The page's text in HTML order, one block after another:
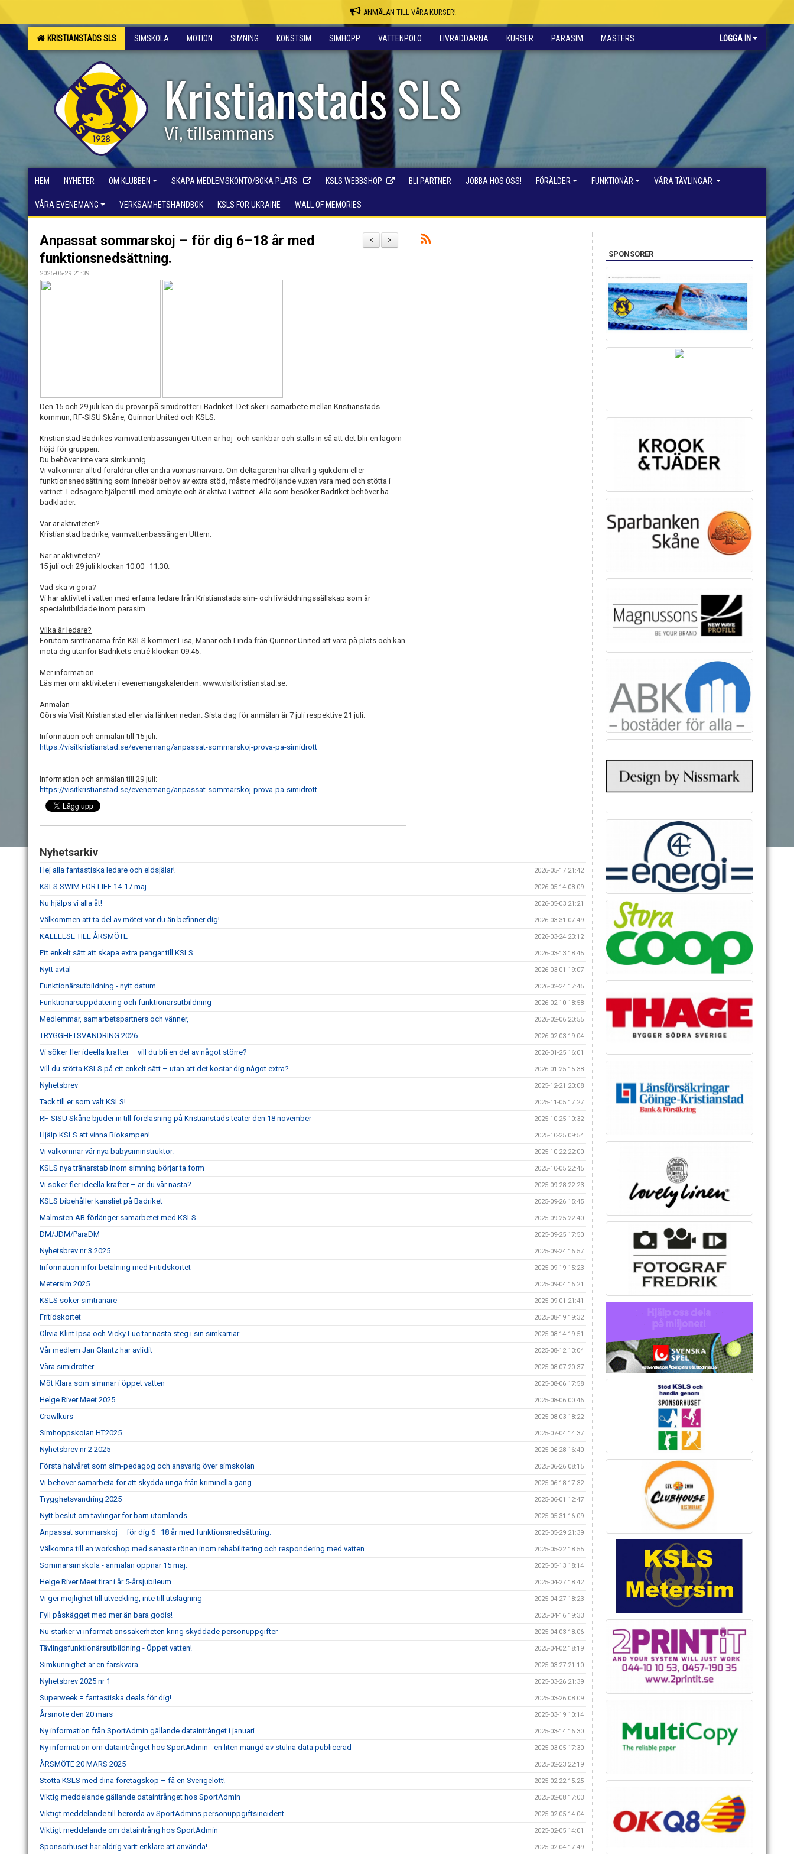
ANMÄLAN TILL VÅRA KURSER!
KRISTIANSTADS SLS SIMSKOLA MOTION SIMNING KONSTSIM SIMHOPP VATTENPOLO LIVRÄDDARNA KURSER PARASIM MASTERS LOGGA IN
Kristianstads SLS
Vi, tillsammans
HEM NYHETER OM KLUBBEN SKAPA MEDLEMSKONTO/BOKA PLATS KSLS WEBBSHOP BLI PARTNER JOBBA HOS OSS! FÖRÄLDER FUNKTIONÄR VÅRA TÄVLINGAR
VÅRA EVENEMANG VERKSAMHETSHANDBOK KSLS FOR UKRAINE WALL OF MEMORIES
>
<
Anpassat sommarskoj – för dig 6–18 år med
funktionsnedsättning.
2025-05-29 21:39
Den 15 och 29 juli kan du provar på simidrotter i Badriket. Det sker i samarbete mellan Kristianstads
kommun, RF-SISU Skåne, Quinnor United och KSLS.
Kristianstad Badrikes varmvattenbassängen Uttern är höj- och sänkbar och ställs in så att det blir en lagom
höjd för gruppen.
Du behöver inte vara simkunnig.
Vi välkomnar alltid föräldrar eller andra vuxnas närvaro. Om deltagaren har allvarlig sjukdom eller
funktionsnedsättning som innebär behov av extra stöd, måste medföljande vuxen vara med och stötta i
vattnet. Ledsagare hjälper till med ombyte och är aktiva i vattnet. Alla som besöker Badriket behöver ha
badkläder.
Var är aktiviteten?
Kristianstad badrike, varmvattenbassängen Uttern.
När är aktiviteten?
15 juli och 29 juli klockan 10.00–11.30.
Vad ska vi göra?
Vi har aktivitet i vatten med erfarna ledare från Kristianstads sim- och livräddningssällskap som är
specialutbildade inom parasim.
Vilka är ledare?
Förutom simtränarna från KSLS kommer Lisa, Manar och Linda från Quinnor United att vara på plats och kan
möta dig utanför Badrikets entré klockan 09.45.
Mer information
Läs mer om aktiviteten i evenemangskalendern: www.visitkristianstad.se.
Anmälan
Görs via Visit Kristianstad eller via länken nedan. Sista dag för anmälan är 7 juli respektive 21 juli.
Information och anmälan till 15 juli:
https://visitkristianstad.se/evenemang/anpassat-sommarskoj-prova-pa-simidrott
Information och anmälan till 29 juli:
https://visitkristianstad.se/evenemang/anpassat-sommarskoj-prova-pa-simidrott-
Nyhetsarkiv
Hej alla fantastiska ledare och eldsjälar! 2026-05-17 21:42
KSLS SWIM FOR LIFE 14-17 maj 2026-05-14 08:09
Nu hjälps vi alla åt! 2026-05-03 21:21
Välkommen att ta del av mötet var du än befinner dig! 2026-03-31 07:49
KALLELSE TILL ÅRSMÖTE 2026-03-24 23:12
Ett enkelt sätt att skapa extra pengar till KSLS. 2026-03-13 18:45
Nytt avtal 2026-03-01 19:07
Funktionärsutbildning - nytt datum 2026-02-24 17:45
Funktionärsuppdatering och funktionärsutbildning 2026-02-10 18:58
Medlemmar, samarbetspartners och vänner, 2026-02-06 20:55
TRYGGHETSVANDRING 2026 2026-02-03 19:04
Vi söker fler ideella krafter – vill du bli en del av något större? 2026-01-25 16:01
Vill du stötta KSLS på ett enkelt sätt – utan att det kostar dig något extra? 2026-01-25 15:38
Nyhetsbrev 2025-12-21 20:08
Tack till er som valt KSLS! 2025-11-05 17:27
RF-SISU Skåne bjuder in till föreläsning på Kristianstads teater den 18 november 2025-10-25 10:32
Hjälp KSLS att vinna Biokampen! 2025-10-25 09:54
Vi välkomnar vår nya babysiminstruktör. 2025-10-22 22:00
KSLS nya tränarstab inom simning börjar ta form 2025-10-05 22:45
Vi söker fler ideella krafter – är du vår nästa? 2025-09-28 22:23
KSLS bibehåller kansliet på Badriket 2025-09-26 15:45
Malmsten AB förlänger samarbetet med KSLS 2025-09-25 22:40
DM/JDM/ParaDM 2025-09-25 17:50
Nyhetsbrev nr 3 2025 2025-09-24 16:57
Information inför betalning med Fritidskortet 2025-09-19 15:23
Metersim 2025 2025-09-04 16:21
KSLS söker simtränare 2025-09-01 21:41
Fritidskortet 2025-08-19 19:32
Olivia Klint Ipsa och Vicky Luc tar nästa steg i sin simkarriär 2025-08-14 19:51
Vår medlem Jan Glantz har avlidit 2025-08-12 13:04
Våra simidrotter 2025-08-07 20:37
Möt Klara som simmar i öppet vatten 2025-08-06 17:58
Helge River Meet 2025 2025-08-06 00:46
Crawlkurs 2025-08-03 18:22
Simhoppskolan HT2025 2025-07-04 14:37
Nyhetsbrev nr 2 2025 2025-06-28 16:40
Första halvåret som sim-pedagog och ansvarig över simskolan 2025-06-26 08:15
Vi behöver samarbeta för att skydda unga från kriminella gäng 2025-06-18 17:32
Trygghetsvandring 2025 2025-06-01 12:47
Nytt beslut om tävlingar för barn utomlands 2025-05-31 16:09
Anpassat sommarskoj – för dig 6–18 år med funktionsnedsättning. 2025-05-29 21:39
Välkomna till en workshop med senaste rönen inom rehabilitering och respondering med vatten. 2025-05-22 18:55
Sommarsimskola - anmälan öppnar 15 maj. 2025-05-13 18:14
Helge River Meet firar i år 5-årsjubileum. 2025-04-27 18:42
Vi ger möjlighet till utveckling, inte till utslagning 2025-04-27 18:23
Fyll påskägget med mer än bara godis! 2025-04-16 19:33
Nu stärker vi informationssäkerheten kring skyddade personuppgifter 2025-04-03 18:06
Tävlingsfunktionärsutbildning - Öppet vatten! 2025-04-02 18:19
Simkunnighet är en färskvara 2025-03-27 21:10
Nyhetsbrev 2025 nr 1 2025-03-26 21:39
Superweek = fantastiska deals för dig! 2025-03-26 08:09
Årsmöte den 20 mars 2025-03-19 10:14
Ny information från SportAdmin gällande dataintrånget i januari 2025-03-14 16:30
Ny information om dataintrånget hos SportAdmin - en liten mängd av stulna data publicerad 2025-03-05 17:30
ÅRSMÖTE 20 MARS 2025 2025-02-23 22:19
Stötta KSLS med dina företagsköp – få en Sverigelott! 2025-02-22 15:25
Viktig meddelande gällande dataintrånget hos SportAdmin 2025-02-08 17:03
Viktigt meddelande till berörda av SportAdmins personuppgiftsincident. 2025-02-05 14:04
Viktigt meddelande om dataintrång hos SportAdmin 2025-02-05 14:01
Sponsorhuset har aldrig varit enklare att använda! 2025-02-04 17:49
SPONSORER